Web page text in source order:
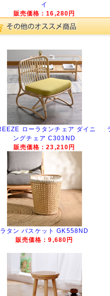
イ
販売価格：16,280円
ローラタンチェア ダイニ
ングチェア C303ND
販売価格：23,210円
ラタン バスケット GK558ND
販売価格：9,680円